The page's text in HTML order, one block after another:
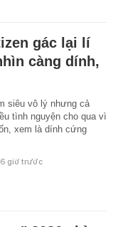
gác lại lí
càng dính,
siêu vô lý nhưng cả
tình nguyện cho qua vì
xem là dính cứng
6 giờ trước